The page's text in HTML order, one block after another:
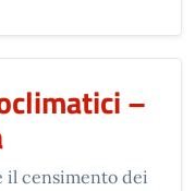
–
il censimento dei